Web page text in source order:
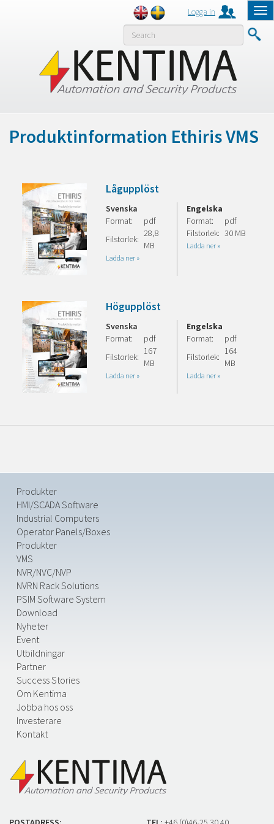
Logga in
MENY
Produktinformation Ethiris VMS
Lågupplöst
Svenska
Format:
pdf
Filstorlek:
28,8
MB
Ladda ner »
Engelska
Format:
pdf
Filstorlek: 30 MB
Ladda ner »
Högupplöst
Svenska
Format:
pdf
Filstorlek:
167
MB
Ladda ner »
Engelska
Format:
pdf
Filstorlek:
164
MB
Ladda ner »
Produkter
HMI/SCADA Software
Industrial Computers
Operator Panels/Boxes
Produkter
VMS
NVR/NVC/NVP
NVRN Rack Solutions
PSIM Software System
Download
Nyheter
Event
Utbildningar
Partner
Success Stories
Om Kentima
Jobba hos oss
Investerare
Kontakt